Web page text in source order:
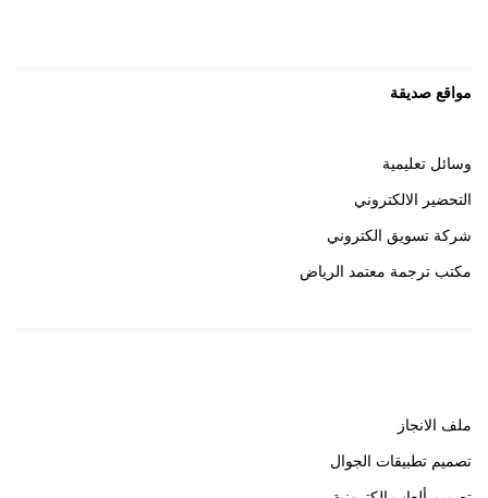
مواقع صديقة
وسائل تعليمية
التحضير الالكتروني
شركة تسويق الكتروني
مكتب ترجمة معتمد الرياض
ملف الانجاز
تصميم تطبيقات الجوال